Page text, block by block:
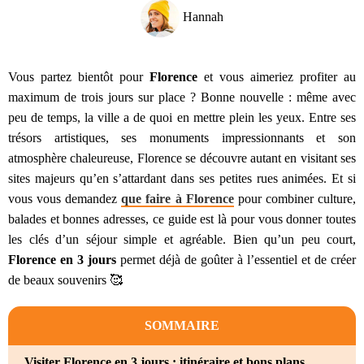
Hannah
Vous partez bientôt pour Florence et vous aimeriez profiter au
maximum de trois jours sur place ? Bonne nouvelle : même avec
peu de temps, la ville a de quoi en mettre plein les yeux. Entre ses
trésors artistiques, ses monuments impressionnants et son
atmosphère chaleureuse, Florence se découvre autant en visitant ses
sites majeurs qu’en s’attardant dans ses petites rues animées. Et si
vous vous demandezque faire à Florencepour combiner culture,
balades et bonnes adresses, ce guide est là pour vous donner toutes
les clés d’un séjour simple et agréable. Bien qu’un peu court,
Florence en 3 jours permet déjà de goûter à l’essentiel et de créer
de beaux souvenirs 🥰
SOMMAIRE